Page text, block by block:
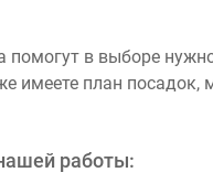
помогут в выборе
имеете план
работы: